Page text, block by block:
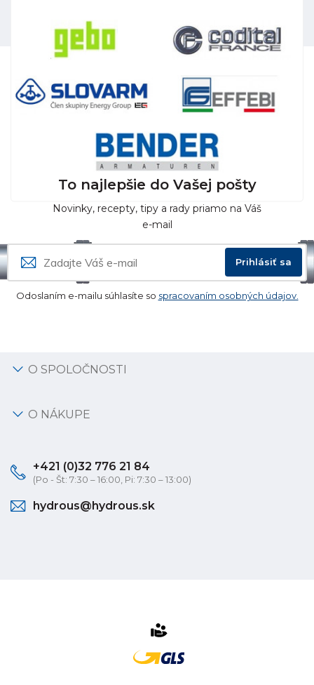
To najlepšie do Vašej pošty
Novinky, recepty, tipy a rady priamo na Váš
e-mail
Prihlásiť sa
Odoslaním e-mailu súhlasíte so spracovaním osobných údajov.
O SPOLOČNOSTI
O NÁKUPE
+421 (0)32 776 21 84
(Po - Št: 7:30 – 16:00, Pi: 7:30 – 13:00)
hydrous@hydrous.sk